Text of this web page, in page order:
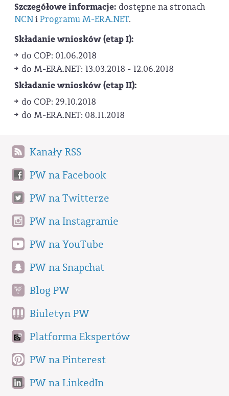
Szczegółowe informacje: dostępne na stronach
NCNiProgramu M-ERA.NET.
Składanie wniosków (etap I):
do COP: 01.06.2018
do M-ERA.NET: 13.03.2018 - 12.06.2018
Składanie wniosków (etap II):
do COP: 29.10.2018
do M-ERA.NET: 08.11.2018
Kanały RSS
PW na Facebook
PW na Twitterze
PW na Instagramie
PW na YouTube
PW na Snapchat
Blog PW
Biuletyn PW
Platforma Ekspertów
PW na Pinterest
PW na LinkedIn